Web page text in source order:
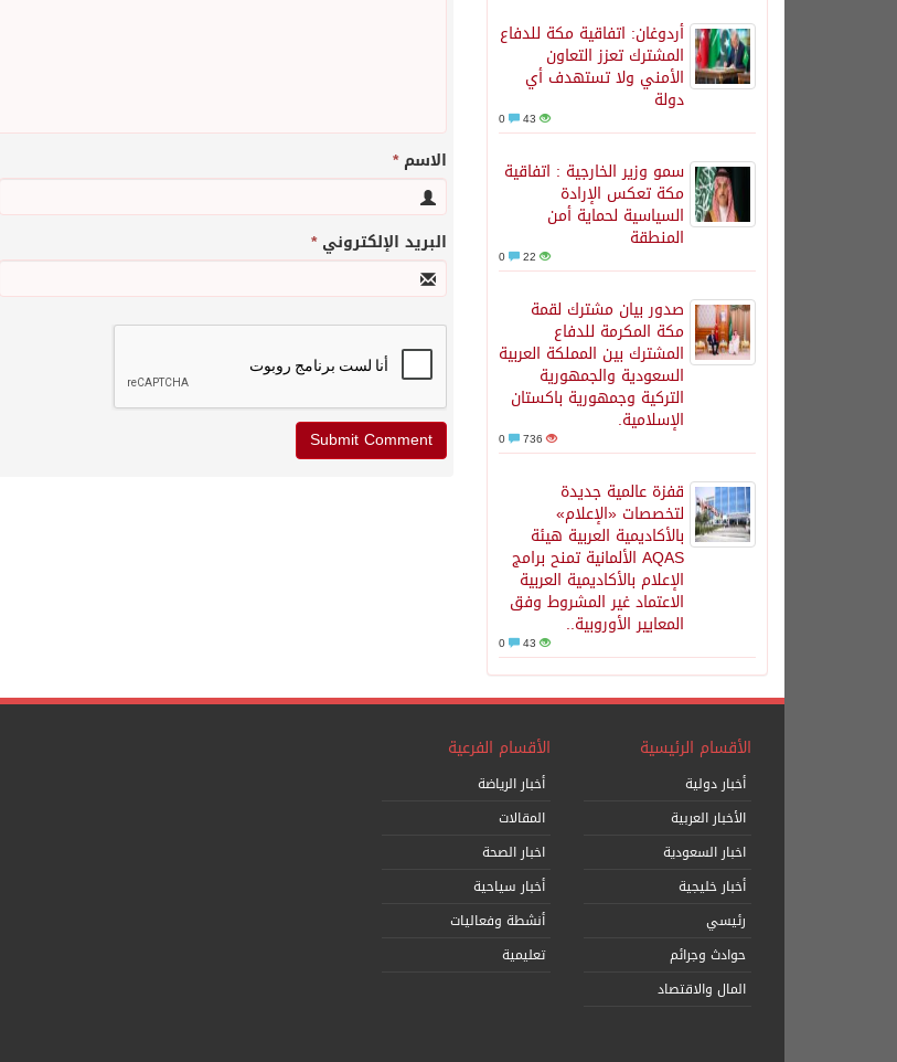
أردوغان: اتفاقية مكة للدفاع
المشترك تعزز التعاون
الأمني ولا تستهدف أي
دولة
43
سمو وزير الخارجية : اتفاقية
مكة تعكس الإرادة
السياسية لحماية أمن
المنطقة
22
صدور بيان مشترك لقمة
مكة المكرمة للدفاع
المشترك بين المملكة العربية
السعودية والجمهورية
التركية وجمهورية باكستان
الإسلامية.
736
قفزة عالمية جديدة
لتخصصات «الإعلام»
بالأكاديمية العربية هيئة
AQAS الألمانية تمنح برامج
الإعلام بالأكاديمية العربية
الاعتماد غير المشروط وفق
المعايير الأوروبية..
43
الاسم*
البريد الإلكتروني*
الأقسام الرئيسية
أخبار دولية
الأخبار العربية
اخبار السعودية
أخبار خليجية
رئيسي
حوادث وجرائم
المال والاقتصاد
الأقسام الفرعية
أخبار الرياضة
المقالات
اخبار الصحة
أخبار سياحية
أنشطة وفعاليات
تعليمية